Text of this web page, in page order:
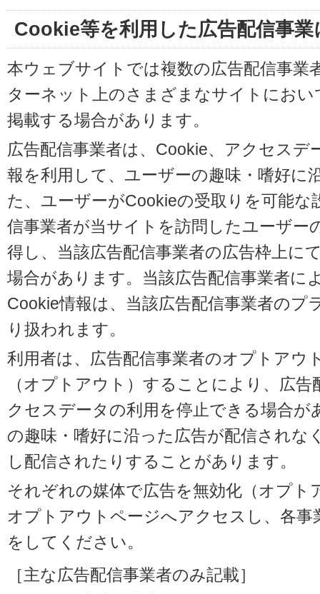
Cookie等を利用した広告配信事
本ウェブサイトでは複数の広告配信事業
ターネット上のさまざまなサイトにお
掲載する場合があります。
広告配信事業者は、Cookie、アクセスデ
報を利用して、ユーザーの趣味・嗜好に
た、ユーザーがCookieの受取りを可能
信事業者が当サイトを訪問したユーザー
得し、当該広告配信事業者の広告枠上に
場合があります。当該広告配信事業者に
Cookie情報は、当該広告配信事業者のプ
り扱われます。
利用者は、広告配信事業者のオプトアウ
（オプトアウト）することにより、広
クセスデータの利用を停止できる場合が
の趣味・嗜好に沿った広告が配信されな
し配信されたりすることがあります。
それぞれの媒体で広告を無効化（オプト
オプトアウトページへアクセスし、各
をしてください。
［主な広告配信事業者のみ記載］